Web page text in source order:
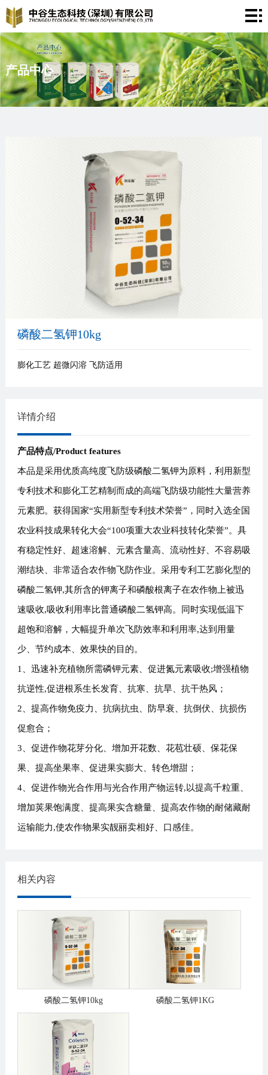
首
页
关
于
我
产
品
新
产品中心
磷酸二氢钾10kg
膨化工艺 超微闪溶 飞防适用
详情介绍
产品特点/Product features
本品是采用优质高纯度飞防级磷酸二氢钾为原料，利用新型
专利技术和膨化工艺精制而成的高端飞防级功能性大量营养
元素肥。获得国家“实用新型专利技术荣誉”，同时入选全国
农业科技成果转化大会“100项重大农业科技转化荣誉”。具
有稳定性好、超速溶解、元素含量高、流动性好、不容易吸
潮结块、非常适合农作物飞防作业。 采用专利工艺膨化型的
磷酸二氢钾,其所含的钾离子和磷酸根离子在农作物上被迅
速吸收,吸收利用率比普通磷酸二氢钾高。同时实现低温下
超饱和溶解， 大幅提升单次飞防效率和利用率,达到用量
少、节约成本、效果快的目的。
1、 迅速补充植物所需磷钾元素、促进氮元素吸收;增强植物
抗逆性,促进根系生长发育、抗寒、抗旱、抗干热风；
2、 提高作物免疫力、抗病抗虫、防早衰、抗倒伏、抗损伤
促愈合 ；
3、 促进作物花芽分化、增加开花数、花苞壮硕、保花保
果、提高坐果率、促进果实膨大、转色增甜；
4、 促进作物光合作用与光合作用产物运转,以提高千粒重、
增加荚果饱满度、提高果实含糖量、提高农作物的耐储藏耐
运输能力,使农作物果实靓丽卖相好、口感佳。
相关内容
磷酸二氢钾10kg 磷酸二氢钾1KG